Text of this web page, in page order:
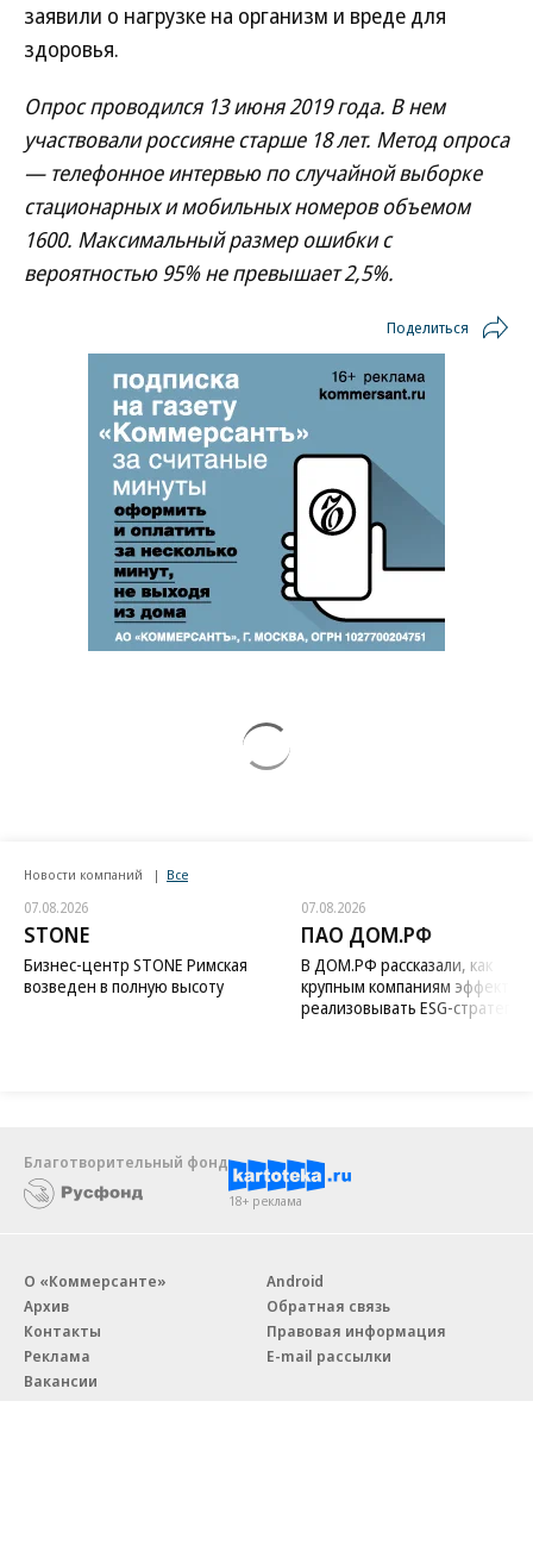
заявили о нагрузке на организм и вреде для
здоровья.
Опрос проводился 13 июня 2019 года. В нем
участвовали россияне старше 18 лет. Метод опроса
— телефонное интервью по случайной выборке
стационарных и мобильных номеров объемом
1600. Максимальный размер ошибки с
вероятностью 95% не превышает 2,5%.
Поделиться
Новости компаний Все
07.08.2026
STONE
Бизнес-центр STONE Римская
возведен в полную высоту
07.08.2026
ПАО ДОМ.РФ
В ДОМ.РФ рассказали, как
крупным компаниям
реализовывать ESG-стратегию
Благотворительный фонд
18+ реклама
О «Коммерсанте»
Архив
Контакты
Реклама
Вакансии
Android
Обратная связь
Правовая информация
E-mail рассылки